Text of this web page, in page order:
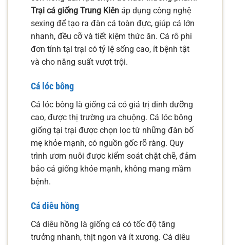
Trại cá giống Trung Kiên áp dụng công nghệ
sexing để tạo ra đàn cá toàn đực, giúp cá lớn
nhanh, đều cỡ và tiết kiệm thức ăn. Cá rô phi
đơn tính tại trại có tỷ lệ sống cao, ít bệnh tật
và cho năng suất vượt trội.
Cá lóc bông
Cá lóc bông là giống cá có giá trị dinh dưỡng
cao, được thị trường ưa chuộng. Cá lóc bông
giống tại trại được chọn lọc từ những đàn bố
mẹ khỏe mạnh, có nguồn gốc rõ ràng. Quy
trình ươm nuôi được kiểm soát chặt chẽ, đảm
bảo cá giống khỏe mạnh, không mang mầm
bệnh.
Cá diêu hồng
Cá diêu hồng là giống cá có tốc độ tăng
trưởng nhanh, thịt ngon và ít xương. Cá diêu